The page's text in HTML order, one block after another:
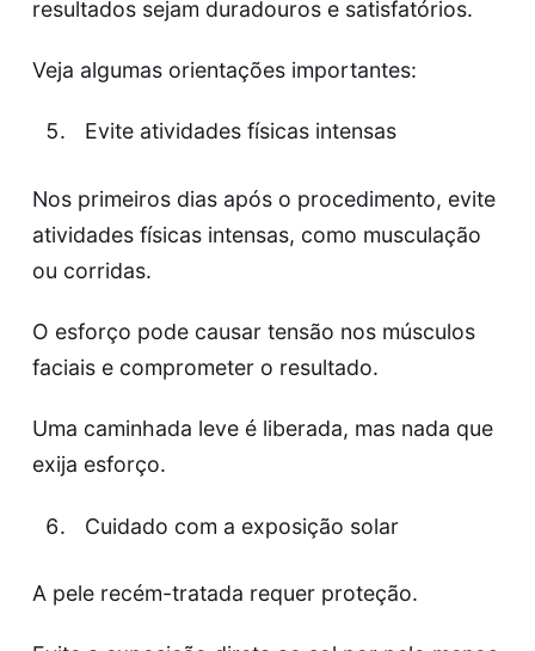
resultados sejam duradouros e satisfatórios.
Veja algumas orientações importantes:
Evite atividades físicas intensas
Nos primeiros dias após o procedimento, evite
atividades físicas intensas, como musculação
ou corridas.
O esforço pode causar tensão nos músculos
faciais e comprometer o resultado.
Uma caminhada leve é liberada, mas nada que
exija esforço.
Cuidado com a exposição solar
A pele recém-tratada requer proteção.